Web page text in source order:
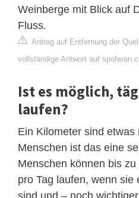
Weinberge mit Blick auf
Fluss.
Antrag auf Entfernung der
vollständige Antwort auf
Ist es möglich,
laufen?
Ein Kilometer sind
Menschen ist das eine
Menschen können bis
pro Tag laufen, wenn sie
sind und – noch